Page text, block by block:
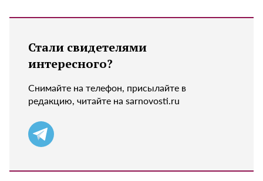
Стали свидетелями
интересного?
Снимайте на телефон, присылайте в
редакцию, читайте на sarnovosti.ru